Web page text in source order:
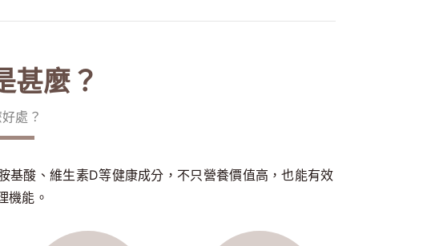
甚麼？
處？
基酸、維生素D等健康成分，不只營養價值高，也能有效
機能。